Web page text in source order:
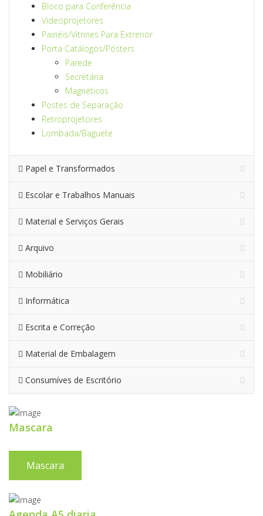
Bloco para Conferência
Videoprojetores
Painéis/Vitrines Para Extrerior
Porta Catálogos/Pósters
Parede
Secretária
Magnéticos
Postes de Separação
Retroprojetores
Lombada/Baguete
Papel e Transformados
Escolar e Trabalhos Manuais
Material e Serviços Gerais
Arquivo
Mobiliário
Informática
Escrita e Correção
Material de Embalagem
Consumíves de Escritório
Mascara
Mascara